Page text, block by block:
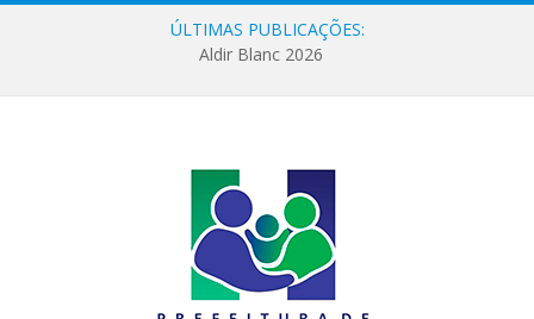
ÚLTIMAS PUBLICAÇÕES:
Aldir Blanc 2026